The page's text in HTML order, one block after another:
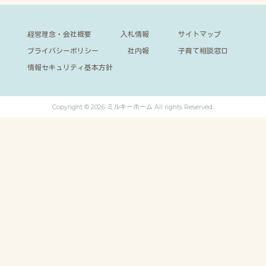
経営理念・会社概要 入札情報
サイトマップ
プライバシーポリシー
社内報
子育て相談窓口
情報セキュリティ基本方針
Copyright © 2026 ミルキーホーム All rights Reserved.